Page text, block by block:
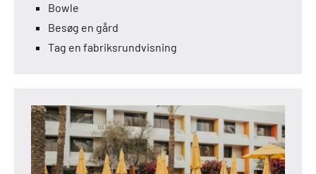
Bowle
Besøg en gård
Tag en fabriksrundvisning